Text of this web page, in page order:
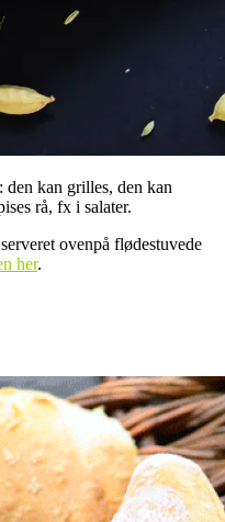
den kan grilles, den kan
rå, fx i salater.
ovenpå flødestuvede
her.